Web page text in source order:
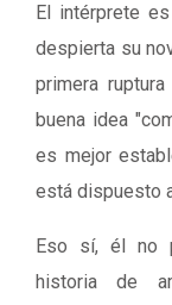
El intérprete
despierta su
primera
buena idea
es mejor
está dispuesto
Eso sí, él no
historia de